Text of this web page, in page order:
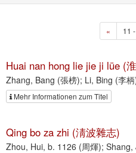
« 11
Huai nan hong lie jie ji lüe (
Zhang, Bang (張榜); Li, Bing (李
Mehr Informationen zum Titel
Qing bo za zhi (淸波雜志)
Zhou, Hui, b. 1126 (周煇);